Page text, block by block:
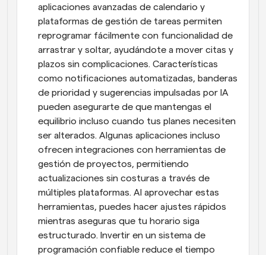
aplicaciones avanzadas de calendario y
plataformas de gestión de tareas permiten
reprogramar fácilmente con funcionalidad de
arrastrar y soltar, ayudándote a mover citas y
plazos sin complicaciones. Características
como notificaciones automatizadas, banderas
de prioridad y sugerencias impulsadas por IA
pueden asegurarte de que mantengas el
equilibrio incluso cuando tus planes necesiten
ser alterados. Algunas aplicaciones incluso
ofrecen integraciones con herramientas de
gestión de proyectos, permitiendo
actualizaciones sin costuras a través de
múltiples plataformas. Al aprovechar estas
herramientas, puedes hacer ajustes rápidos
mientras aseguras que tu horario siga
estructurado. Invertir en un sistema de
programación confiable reduce el tiempo